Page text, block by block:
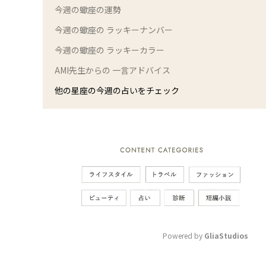
今週の蠍座の運勢
今週の蠍座の ラッキーナンバー
今週の蠍座の ラッキーカラー
AMI先生からの 一言アドバイス
他の星座の今週の占いをチェック
Powered by GliaStudios